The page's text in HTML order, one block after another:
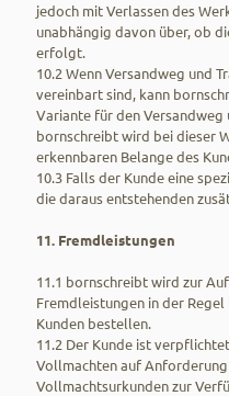
jedoch mit Verlassen des
unabhängig davon über, ob
erfolgt.
10.2 Wenn Versandweg und
vereinbart sind, kann
Variante für den
bornschreibt wird bei dieser
erkennbaren Belange des
10.3 Falls der Kunde eine
die daraus entstehenden
11. Fremdleistungen
11.1 bornschreibt wird zur
Fremdleistungen in der
Kunden bestellen.
11.2 Der Kunde ist
Vollmachten auf
Vollmachtsurkunden zur